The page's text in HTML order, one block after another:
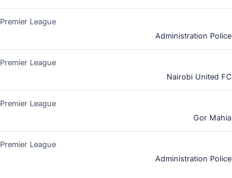
Premier League
Administration Police
Premier League
Nairobi United FC
Premier League
Gor Mahia
Premier League
Administration Police